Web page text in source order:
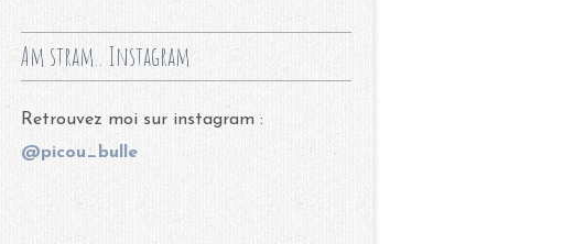
Am stram.. Instagram
Retrouvez moi sur instagram :
@picou_bulle